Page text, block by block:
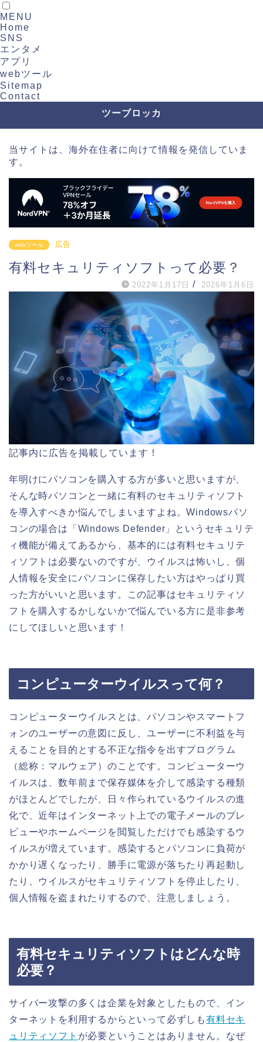
MENU
Home
SNS
エンタメ
アプリ
webツール
Sitemap
Contact
ツーブロッカ
当サイトは、海外在住者に向けて情報を発信していま
す。
webツール 広告
有料セキュリティソフトって必要？
2022年1月17日 / 2026年1月6日
記事内に広告を掲載しています！
年明けにパソコンを購入する方が多いと思いますが、
そんな時パソコンと一緒に有料のセキュリティソフト
を導入すべきか悩んでしまいますよね。Windowsパソ
コンの場合は「Windows Defender」というセキュリテ
ィ機能が備えてあるから、基本的には有料セキュリテ
ィソフトは必要ないのですが、ウイルスは怖いし、個
人情報を安全にパソコンに保存したい方はやっぱり買
った方がいいと思います。この記事はセキュリティソ
フトを購入するかしないかで悩んでいる方に是非参考
にしてほしいと思います！
コンピューターウイルスって何？
コンピューターウイルスとは、パソコンやスマートフ
ォンのユーザーの意図に反し、ユーザーに不利益を与
えることを目的とする不正な指令を出すプログラム
（総称：マルウェア）のことです。コンピューターウ
イルスは、数年前まで保存媒体を介して感染する種類
がほとんどでしたが、日々作られているウイルスの進
化で、近年はインターネット上での電子メールのプレ
ビューやホームページを閲覧しただけでも感染するウ
イルスが増えています。感染するとパソコンに負荷が
かかり遅くなったり、勝手に電源が落ちたり再起動し
たり、ウイルスがセキュリティソフトを停止したり、
個人情報を盗まれたりするので、注意しましょう。
有料セキュリティソフトはどんな時
必要？
サイバー攻撃の多くは企業を対象としたもので、イン
ターネットを利用するからといって必ずしも有料セキ
ュリティソフト が必要ということはありません。なぜ